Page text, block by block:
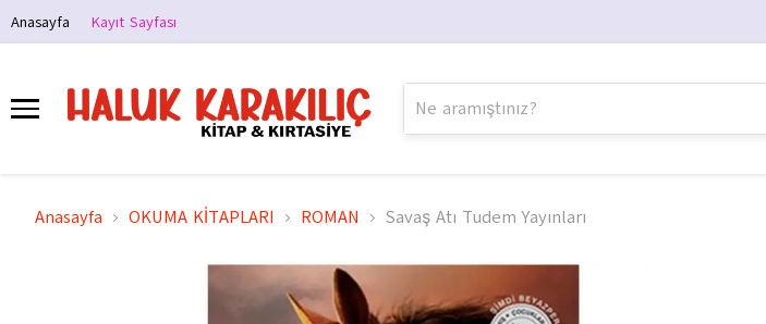
Anasayfa Kayıt Sayfası
Anasayfa OKUMA KİTAPLARI ROMAN Savaş Atı Tudem Yayınları